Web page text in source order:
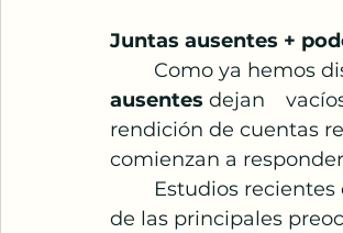
Juntas ausentes +
Como ya hemos
ausentes dejan 	vacíos de supervisión que otros llenan. Cuando no hay
rendición de cuentas
comienzan a
Estudios recientes
de las principales